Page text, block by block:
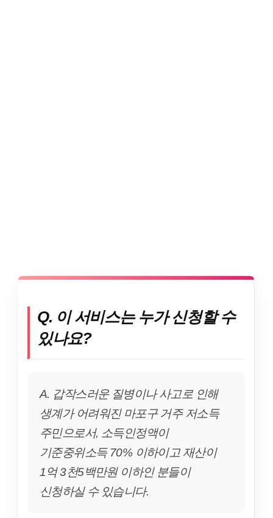
Q. 이 서비스는 누가 신청할 수
있나요?
A. 갑작스러운 질병이나 사고로 인해
생계가 어려워진 마포구 거주 저소득
주민으로서, 소득인정액이
기준중위소득 70% 이하이고 재산이
1억 3천5백만원 이하인 분들이
신청하실 수 있습니다.